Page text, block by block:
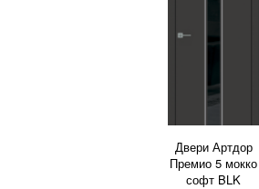
Двери Артдор
Премио 5 мокко
софт BLK